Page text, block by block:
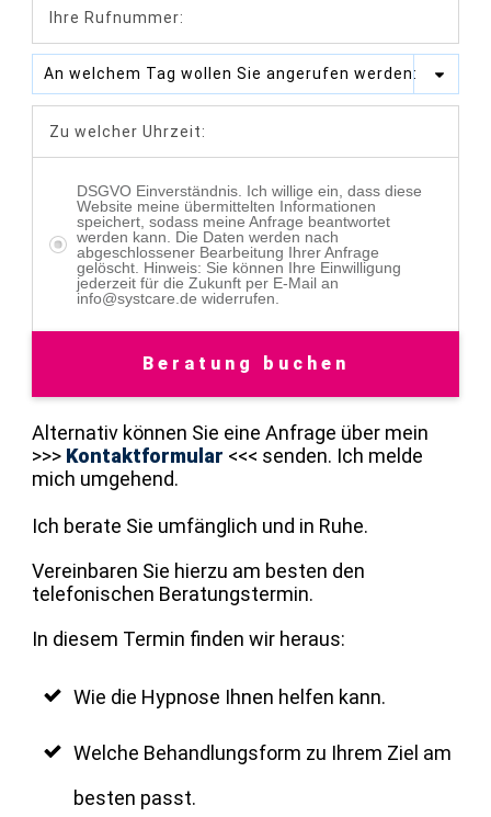
An welchem Tag wollen Sie angerufen werden:
DSGVO Einverständnis. Ich willige ein, dass diese
Website meine übermittelten Informationen
speichert, sodass meine Anfrage beantwortet
werden kann. Die Daten werden nach
abgeschlossener Bearbeitung Ihrer Anfrage
gelöscht. Hinweis: Sie können Ihre Einwilligung
jederzeit für die Zukunft per E-Mail an
info@systcare.de widerrufen.
Beratung buchen
Alternativ können Sie eine Anfrage über mein
>>> Kontaktformular <<< senden. Ich melde
mich umgehend.
Ich berate Sie umfänglich und in Ruhe.
Vereinbaren Sie hierzu am besten den
telefonischen Beratungstermin.
In diesem Termin finden wir heraus:
Wie die Hypnose Ihnen helfen kann.
Welche Behandlungsform zu Ihrem Ziel am
besten passt.